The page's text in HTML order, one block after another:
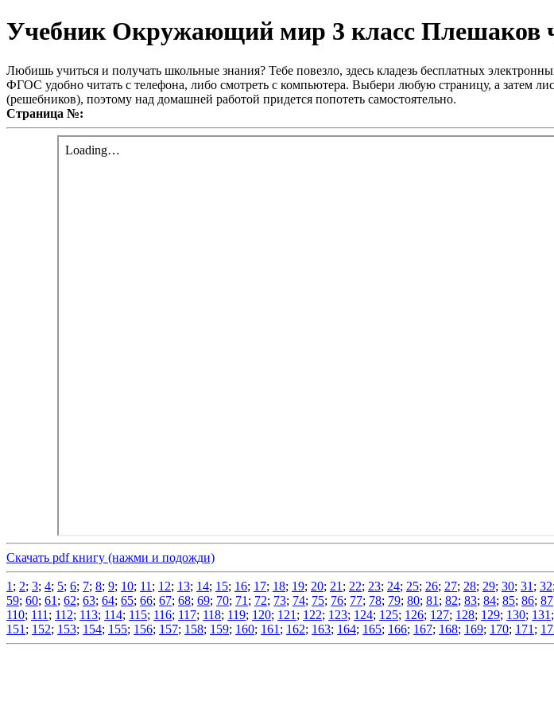
Учебник Окружающий мир 3 класс Плешаков
Любишь учиться и получать школьные знания? Тебе повезло, здесь кладезь бесплатных
ФГОС удобно читать с телефона, либо смотреть с компьютера. Выбери любую страницу, а затем
(решебников), поэтому над домашней работой придется попотеть самостоятельно.
Страница №:
Скачать pdf книгу (нажми и подожди)
1 ; 2; 3; 4; 5; 6; 7; 8; 9; 10; 11 ; 12; 13; 14; 15; 16; 17; 18; 19; 20; 21 ; 22; 23; 24; 25; 26; 27; 28; 29; 30; 31 ; 32;
59; 60; 61 ; 62; 63; 64; 65; 66; 67; 68; 69; 70; 71 ; 72; 73; 74; 75; 76; 77; 78; 79; 80; 81 ; 82; 83; 84; 85; 86; 87
110; 111 ; 112; 113; 114; 115; 116; 117; 118; 119; 120; 121 ; 122; 123; 124; 125; 126; 127; 128; 129; 130; 131 ;
151 ; 152; 153; 154; 155; 156; 157; 158; 159; 160; 161 ; 162; 163; 164; 165; 166; 167; 168; 169; 170; 171 ;